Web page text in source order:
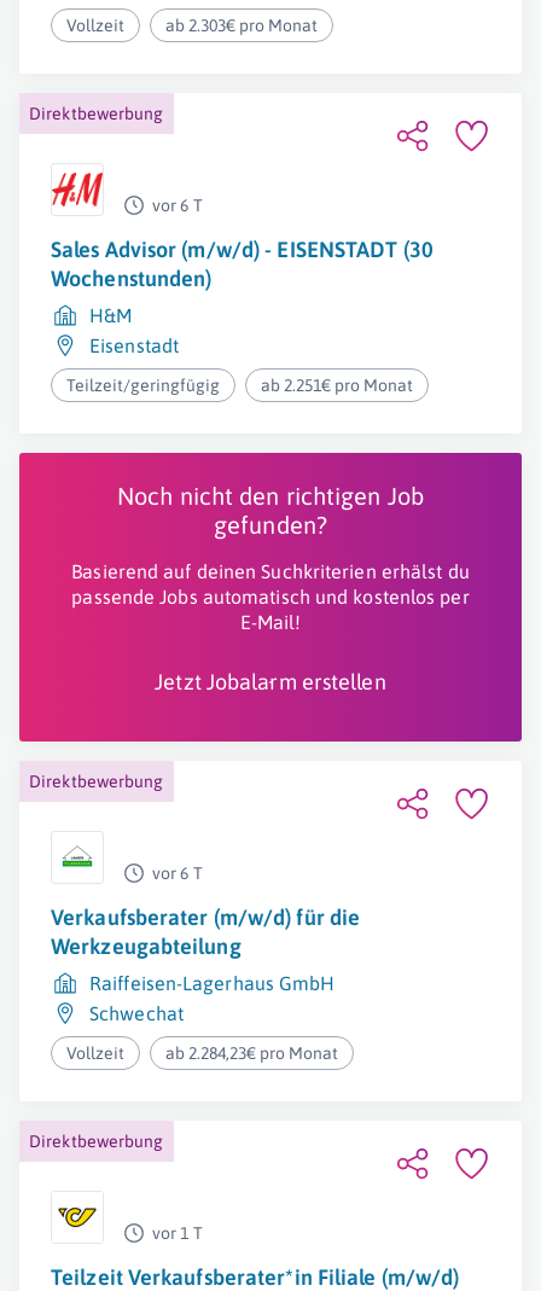
Vollzeit ab 2.303€ pro Monat
Direktbewerbung
vor 6 T
Sales Advisor (m/w/d) - EISENSTADT (30
Wochenstunden)
H&M
Eisenstadt
Teilzeit/geringfügig ab 2.251€ pro Monat
Noch nicht den richtigen Job
gefunden?
Basierend auf deinen Suchkriterien erhälst du
passende Jobs automatisch und kostenlos per
E-Mail!
Jetzt Jobalarm erstellen
Direktbewerbung
vor 6 T
Verkaufsberater (m/w/d) für die
Werkzeugabteilung
Raiffeisen-Lagerhaus GmbH
Schwechat
Vollzeit ab 2.284,23€ pro Monat
Direktbewerbung
vor 1 T
Teilzeit Verkaufsberater*in Filiale (m/w/d)